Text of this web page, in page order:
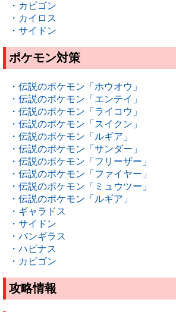
・カビゴン
・カイロス
・サイドン
ポケモン対策
・伝説のポケモン「ホウオウ」
・伝説のポケモン「エンテイ」
・伝説のポケモン「ライコウ」
・伝説のポケモン「スイクン」
・伝説のポケモン「ルギア」
・伝説のポケモン「サンダー」
・伝説のポケモン「フリーザー」
・伝説のポケモン「ファイヤー」
・伝説のポケモン「ミュウツー」
・伝説のポケモン「ルギア」
・ギャラドス
・サイドン
・バンギラス
・ハピナス
・カビゴン
攻略情報